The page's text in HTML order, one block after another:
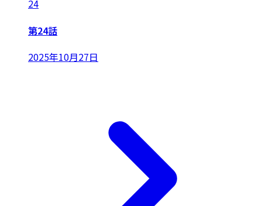
24
第24話
2025年10月27日